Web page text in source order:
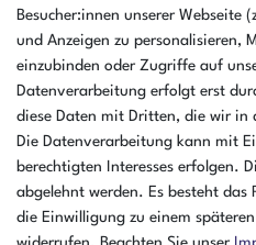
46325
Öffnungszeiten
07:30 -
07:30 -
Besucher:innen unserer Webseite
und Anzeigen zu personalisieren,
einzubinden oder Zugriffe auf
Datenverarbeitung erfolgt erst
diese Daten mit Dritten, die wir in
Die Datenverarbeitung kann mit
berechtigten Interesses erfolgen.
abgelehnt werden. Es besteht das
die Einwilligung zu einem